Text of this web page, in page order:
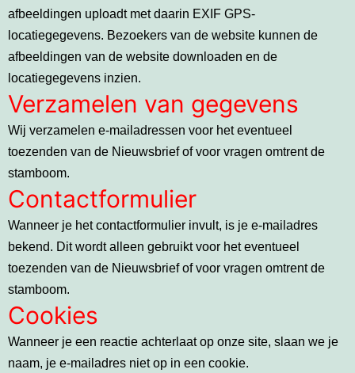
afbeeldingen uploadt met daarin EXIF GPS-
locatiegegevens. Bezoekers van de website kunnen de
afbeeldingen van de website downloaden en de
locatiegegevens inzien.
Verzamelen van gegevens
Wij verzamelen e-mailadressen voor het eventueel
toezenden van de Nieuwsbrief of voor vragen omtrent de
stamboom.
Contactformulier
Wanneer je het contactformulier invult, is je e-mailadres
bekend. Dit wordt alleen gebruikt voor het eventueel
toezenden van de Nieuwsbrief of voor vragen omtrent de
stamboom.
Cookies
Wanneer je een reactie achterlaat op onze site, slaan we je
naam, je e-mailadres niet op in een cookie.